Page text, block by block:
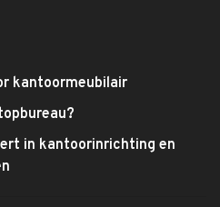
kantoormeubilair
in kantoorinrichting en